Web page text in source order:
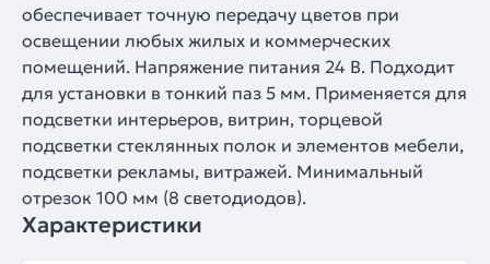
обеспечивает точную передачу цветов при
освещении любых жилых и коммерческих
помещений. Напряжение питания 24 В. Подходит
для установки в тонкий паз 5 мм. Применяется для
подсветки интерьеров, витрин, торцевой
подсветки стеклянных полок и элементов мебели,
подсветки рекламы, витражей. Минимальный
отрезок 100 мм (8 светодиодов).
Характеристики